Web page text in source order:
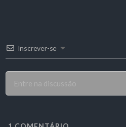
Inscrever-se